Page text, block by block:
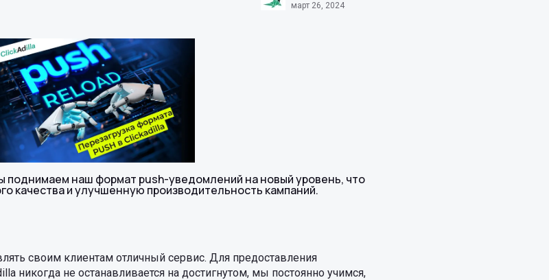
март 26, 2024
наш формат push-уведомлений на новый уровень, что
качества и улучшенную производительность кампаний.
своим клиентам отличный сервис. Для предоставления
никогда не останавливается на достигнутом, мы постоянно учимся,